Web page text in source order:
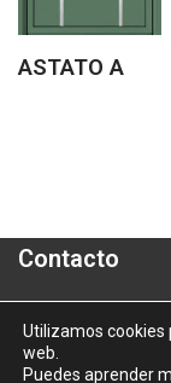
ASTATO A
Contacto
Polígono
Utilizamos
web.
Puedes aprender